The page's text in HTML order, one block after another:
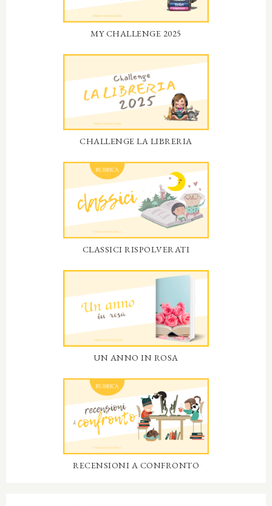
MY CHALLENGE 2025
CHALLENGE LA LIBRERIA
CLASSICI RISPOLVERATI
UN ANNO IN ROSA
RECENSIONI A CONFRONTO